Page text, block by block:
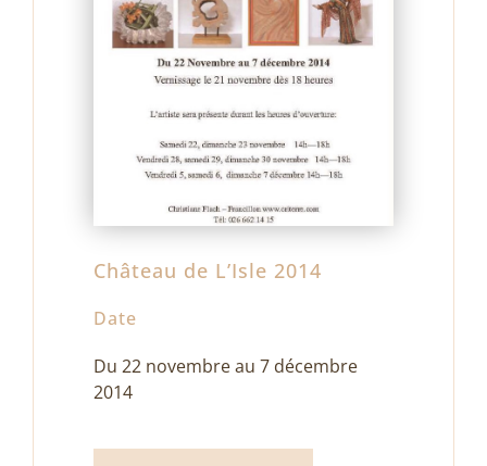
Château de L’Isle 2014
Date
Du 22 novembre au 7 décembre
2014
Au Vieux Navire – Buchillon 2014